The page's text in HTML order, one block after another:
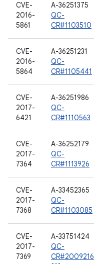
CVE-
2016-
5861
A-36251375
QC-
CR#1103510
CVE-
2016-
5864
A-36251231
QC-
CR#1105441
CVE-
2017-
6421
A-36251986
QC-
CR#1110563
CVE-
2017-
7364
A-36252179
QC-
CR#1113926
CVE-
2017-
7368
A-33452365
QC-
CR#1103085
CVE-
2017-
7369
A-33751424
QC-
CR#2009216